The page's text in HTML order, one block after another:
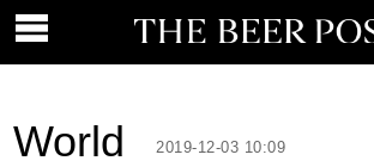
World 2019-12-03 10:09